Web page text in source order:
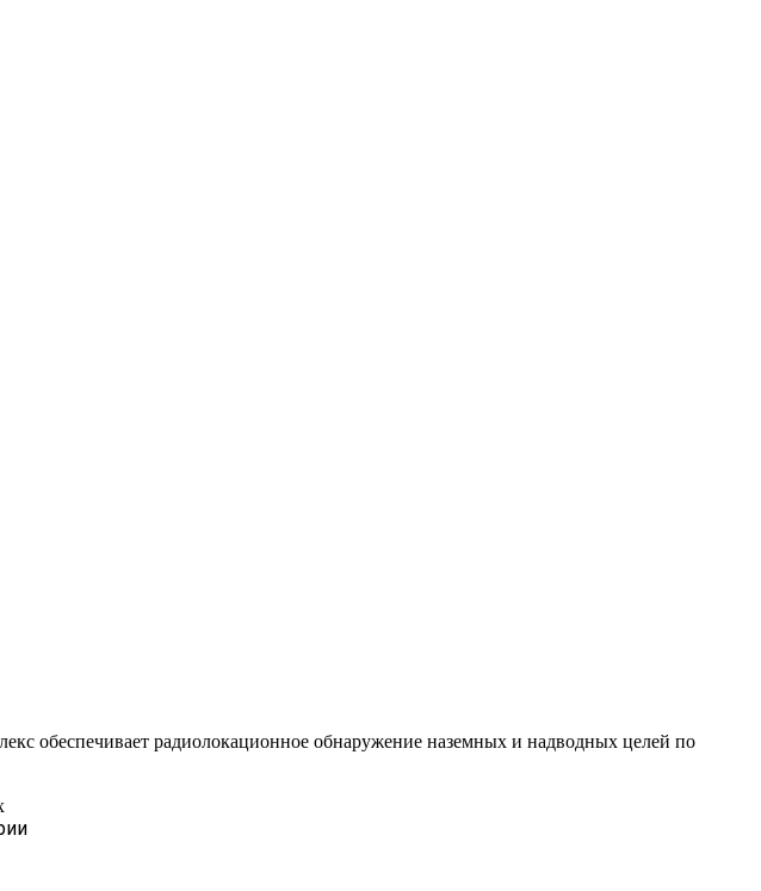
обеспечивает радиолокационное обнаружение наземных и надводных целей по